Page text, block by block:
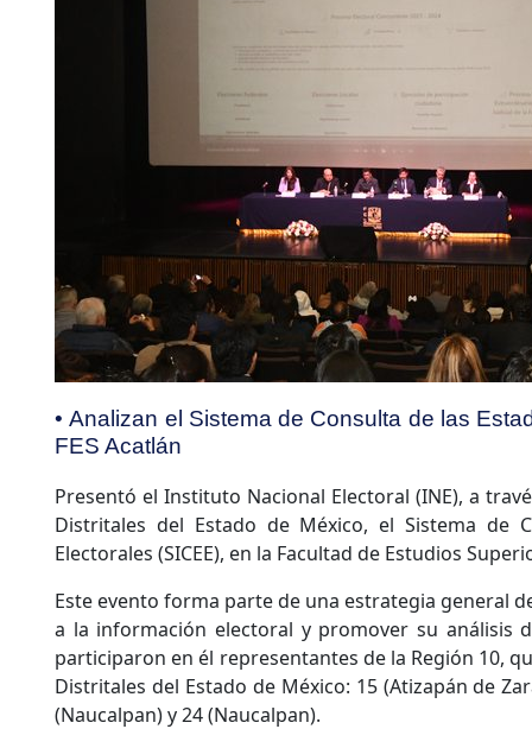
• Analizan el Sistema de Consulta de las
FES Acatlán
Presentó el Instituto Nacional Electoral (INE), a
Distritales del Estado de México, el Sistema de
Electorales (SICEE), en la Facultad de Estudios
Este evento forma parte de una estrategia general
a la información electoral y promover su análisis
participaron en él representantes de la Región 10,
Distritales del Estado de México: 15 (Atizapán de
(Naucalpan) y 24 (Naucalpan).